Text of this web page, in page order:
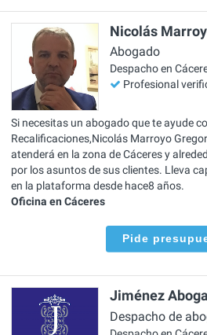
Nicolás
Abogado
Despacho en
Profesional
Si necesitas un abogado que te ayude
Recalificaciones,Nicolás Marroyo
atenderá en la zona de Cáceres y
por los asuntos de sus clientes. Lleva
en la plataforma desde hace8 años.
Oficina en Cáceres
Pide
Jiménez
Despacho de